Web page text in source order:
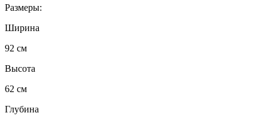
Размеры:
Ширина
92 см
Высота
62 см
Глубина